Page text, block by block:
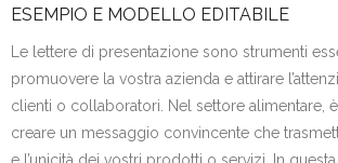
ESEMPIO E MODELLO EDITABILE
Le lettere di presentazione sono strumenti
promuovere la vostra azienda e attirare
clienti o collaboratori. Nel settore alimentare,
creare un messaggio convincente che